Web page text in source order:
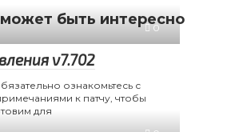
быть интересно
0
v7.702
ознакомьтесь с
к патчу, чтобы
для